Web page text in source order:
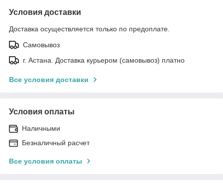
Условия доставки
Доставка осуществляется только по предоплате.
Самовывоз
г. Астана. Доставка курьером (самовывоз) платно
Все условия доставки
Условия оплаты
Наличными
Безналичный расчет
Все условия оплаты